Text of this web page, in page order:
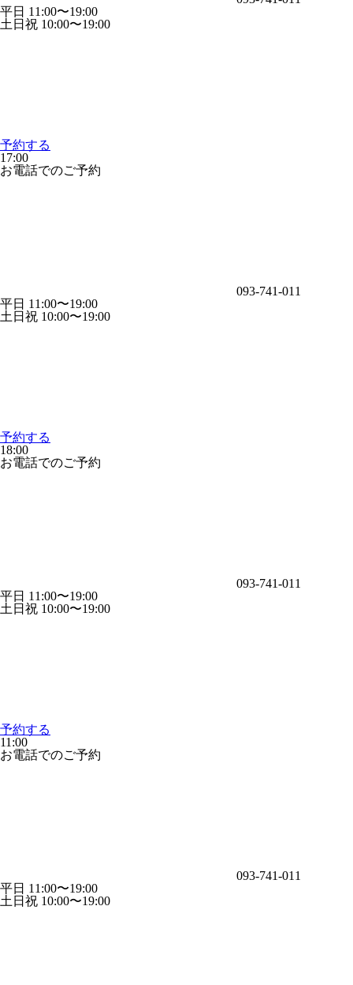
平日 11:00〜19:00
土日祝 10:00〜19:00
予約する
17:00
お電話でのご予約
093-741-011
平日 11:00〜19:00
土日祝 10:00〜19:00
予約する
18:00
お電話でのご予約
093-741-011
平日 11:00〜19:00
土日祝 10:00〜19:00
予約する
11:00
お電話でのご予約
093-741-011
平日 11:00〜19:00
土日祝 10:00〜19:00